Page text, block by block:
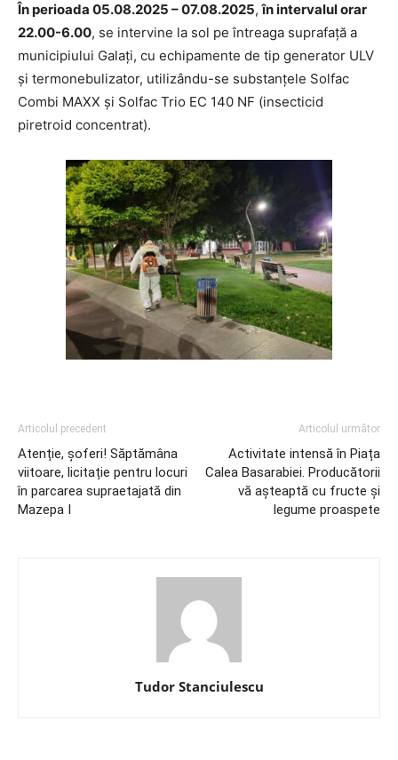
În perioada 05.08.2025 – 07.08.2025,în intervalul orar
22.00-6.00, se intervine la sol pe întreaga suprafață a
municipiului Galați, cu echipamente de tip generator ULV
și termonebulizator, utilizându-se substanțele Solfac
Combi MAXX și Solfac Trio EC 140 NF (insecticid
piretroid concentrat).
Articolul precedent
Atenție, șoferi! Săptămâna
viitoare, licitație pentru locuri
în parcarea supraetajată din
Mazepa I
Articolul următor
Activitate intensă în Piața
Calea Basarabiei. Producătorii
vă așteaptă cu fructe și
legume proaspete
Tudor Stanciulescu